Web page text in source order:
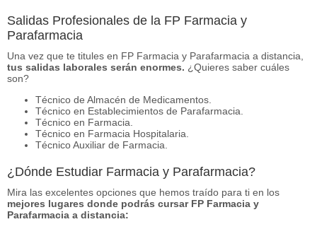
Salidas Profesionales de la FP Farmacia y
Parafarmacia
Una vez que te titules en FP Farmacia y Parafarmacia a distancia,
tus salidas laborales serán enormes. ¿Quieres saber cuáles
son?
Técnico de Almacén de Medicamentos.
Técnico en Establecimientos de Parafarmacia.
Técnico en Farmacia.
Técnico en Farmacia Hospitalaria.
Técnico Auxiliar de Farmacia.
¿Dónde Estudiar Farmacia y Parafarmacia?
Mira las excelentes opciones que hemos traído para ti en los
mejores lugares donde podrás cursar FP Farmacia y
Parafarmacia a distancia: